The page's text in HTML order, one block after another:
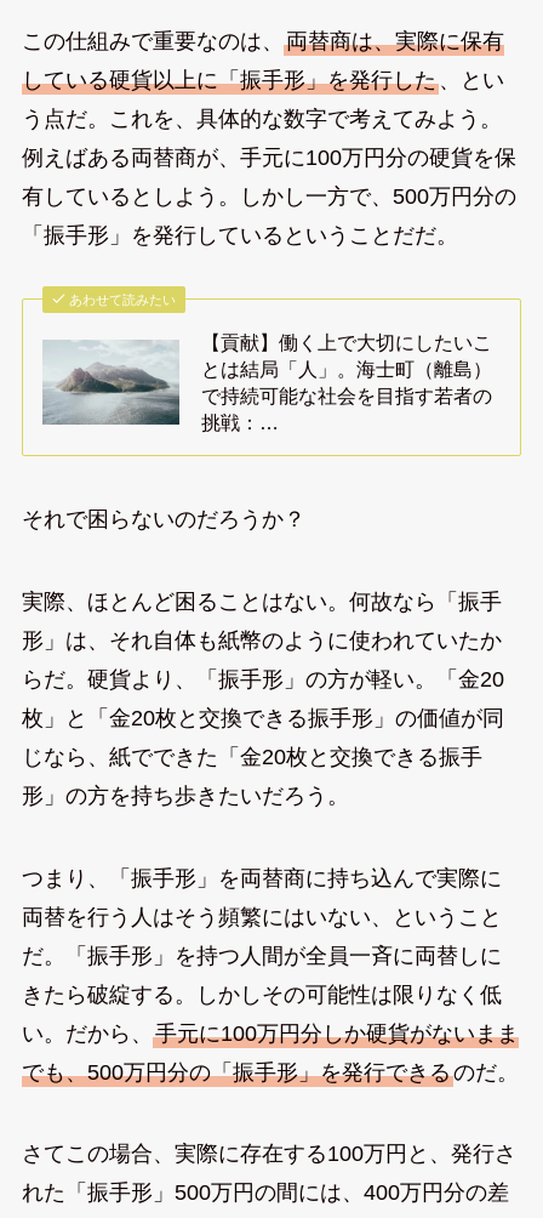
この仕組みで重要なのは、 両替商は、実際に保有
している硬貨以上に「振手形」を発行した、とい
う点だ。これを、具体的な数字で考えてみよう。
例えばある両替商が、手元に100万円分の硬貨を保
有しているとしよう。しかし一方で、500万円分の
「振手形」を発行しているということだだ。
あわせて読みたい
【貢献】働く上で大切にしたいこ
とは結局「人」。海士町（離島）
で持続可能な社会を目指す若者の
挑戦：…
それで困らないのだろうか？
実際、ほとんど困ることはない。何故なら「振手
形」は、それ自体も紙幣のように使われていたか
らだ。硬貨より、「振手形」の方が軽い。「金20
枚」と「金20枚と交換できる振手形」の価値が同
じなら、紙でできた「金20枚と交換できる振手
形」の方を持ち歩きたいだろう。
つまり、「振手形」を両替商に持ち込んで実際に
両替を行う人はそう頻繁にはいない、ということ
だ。「振手形」を持つ人間が全員一斉に両替しに
きたら破綻する。しかしその可能性は限りなく低
い。だから、 手元に100万円分しか硬貨がないまま
でも、500万円分の「振手形」を発行できるのだ。
さてこの場合、実際に存在する100万円と、発行さ
れた「振手形」500万円の間には、400万円分の差